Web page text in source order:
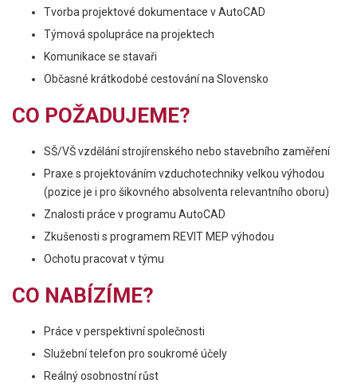
Tvorba projektové dokumentace v AutoCAD
Týmová spolupráce na projektech
Komunikace se stavaři
Občasné krátkodobé cestování na Slovensko
CO POŽADUJEME?
SŠ/VŠ vzdělání strojírenského nebo stavebního zaměření
Praxe s projektováním vzduchotechniky velkou výhodou
(pozice je i pro šikovného absolventa relevantního oboru)
Znalosti práce v programu AutoCAD
Zkušenosti s programem REVIT MEP výhodou
Ochotu pracovat v týmu
CO NABÍZÍME?
Práce v perspektivní společnosti
Služební telefon pro soukromé účely
Reálný osobnostní růst